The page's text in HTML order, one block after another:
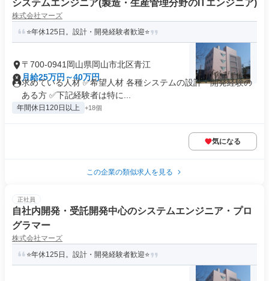
システムエンジニア(製造・生産管理分野のITエンジニア)
株式会社マーズ
⭐年休125日。設計・開発経験者歓迎⭐
〒700-0941岡山県岡山市北区青江
月給25万円～40万円
求めている人材 ✅希望人材 各種システムの設計・開発経験の
ある方 ✅下記経験者は特に...
年間休日120日以上 +18個
気になる
この企業の類似求人を見る
正社員
自社内開発・受託開発中心のシステムエンジニア・プロ
グラマー
株式会社マーズ
⭐年休125日。設計・開発経験者歓迎⭐